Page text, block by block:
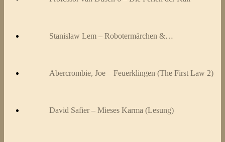
Stanislaw Lem – Robotermärchen &…
Abercrombie, Joe – Feuerklingen (The First Law 2)
David Safier – Mieses Karma (Lesung)